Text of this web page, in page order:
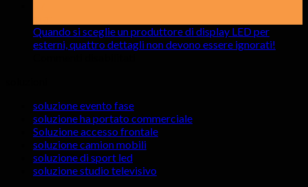
noleggiano
schermi
vantaggi
scioccanti
di
Quando si sceglie un produttore di display LED per
esterni, quattro dettagli non devono essere ignorati!
produttore
di
display
per
soluzione evento fase
soluzione ha portato commerciale
Soluzione accesso frontale
soluzione camion mobili
soluzione di sport led
soluzione studio televisivo